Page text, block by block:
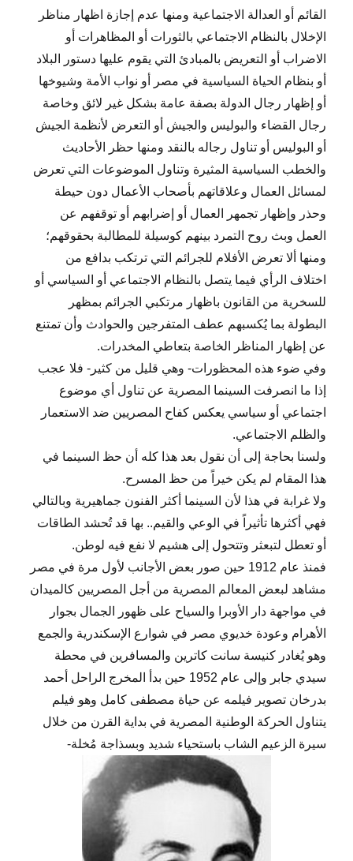
القائم أو العدالة الاجتماعية ومنها عدم إجازة اظهار مناظر
الإخلال بالنظام الاجتماعي بالثورات أو المظاهرات أو
الاضراب أو التعريض بالمبادئ التي يقوم عليها دستور البلاد
أو بنظام الحياة السياسية في مصر أو نواب الأمة وشيوخها
أو إظهار رجال الدولة بصفة عامة بشكل غير لائق وخاصة
رجال القضاء والبوليس والجيش أو التعرض لأنظمة الجيش
أو البوليس أو تناول رجاله بالنقد ومنها حظر الأحاديث
والخطب السياسية المثيرة وتناول الموضوعات التي تعرض
لمسائل العمال وعلاقاتهم بأصحاب الأعمال دون حيطة
وحذر وإظهار تجمهر العمال أو إضرابهم أو توقفهم عن
العمل وبث روح التمرد بينهم كوسيلة للمطالبة بحقوقهم؛
ومنها ألا تعرض الأفلام للجرائم التي ترتكب بدافع من
اختلاف الرأي فيما يتصل بالنظام الاجتماعي أو السياسي أو
للسخرية من القانون باظهار مرتكبي الجرائم بمظهر
البطولة بما يُكسبهم عطف المتفرجين والحوادث وأن تمتنع
عن إظهار المناظر الخاصة بتعاطي المخدرات.
وفي ضوء هذه المحظورات- وهي قليل من كثير- فلا عجب
إذا ما انصرفت السينما المصرية عن تناول أي موضوع
اجتماعي أو سياسي يعكس كفاح المصريين ضد الاستعمار
والظلم الاجتماعي.
ولسنا بحاجة إلى أن نقول بعد هذا كله أن حظ السينما في
هذا المقام لم يكن خيراً من حظ المسرح.
ولا غرابة في هذا لأن السينما أكثر الفنون جماهيرية وبالتالي
فهي أكثرها تأثيراً في الوعي والقيم.. بها قد تُحشد الطاقات
أو تعطل لتبعثر وتتحول إلى هشيم لا نفع فيه لوطن.
فمنذ عام 1912 حين صور بعض الأجانب لأول مرة في مصر
مشاهد لبعض المعالم المصرية من أجل المصريين كالميدان
في مواجهة دار الأوبرا والسياح على ظهور الجمال بجوار
الأهرام وعودة خديوي مصر في شوارع الإسكندرية والجمع
وهو يُغادر كنيسة سانت كاترين والمسافرين في محطة
سيدي جابر وإلى عام 1952 حين بدأ المخرج الراحل أحمد
بدرخان تصوير فيلمه عن حياة مصطفى كامل وهو فيلم
يتناول الحركة الوطنية المصرية في بداية القرن من خلال
سيرة الزعيم الشاب باستحياء شديد وبسذاجة مُخلة-